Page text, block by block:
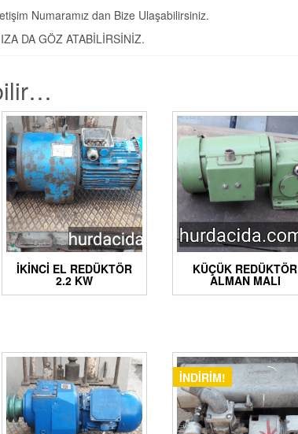
Numaramız dan Bize Ulaşabilirsiniz.
DA GÖZ ATABİLİRSİNİZ.
İKİNCİ EL REDÜKTÖR
2.2 KW
KÜÇÜK REDÜKTÖR
ALMAN MALI
İNDIRIM!